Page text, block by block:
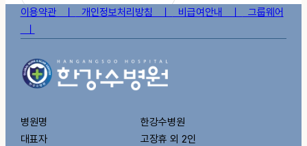
이용약관 ㅣ 개인정보처리방침 ㅣ 비급여안내 ㅣ
그룹웨어
ㅣ
병원명
한강수병원
대표자
고장휴 외 2인